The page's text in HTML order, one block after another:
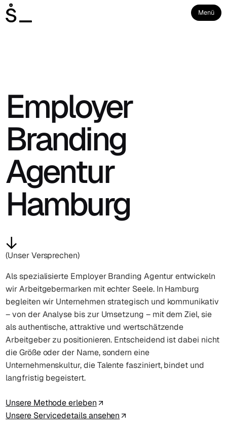
Menü
Employer
Branding
Agentur
Hamburg
(Unser Versprechen)
Als spezialisierte Employer Branding Agentur entwickeln
wir Arbeitgebermarken mit echter Seele. In Hamburg
begleiten wir Unternehmen strategisch und kommunikativ
– von der Analyse bis zur Umsetzung – mit dem Ziel, sie
als authentische, attraktive und wertschätzende
Arbeitgeber zu positionieren. Entscheidend ist dabei nicht
die Größe oder der Name, sondern eine
Unternehmenskultur, die Talente fasziniert, bindet und
langfristig begeistert.
Unsere Methode erleben
Unsere Servicedetails ansehen